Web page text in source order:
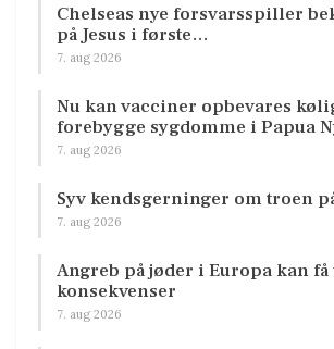
Chelseas nye forsvarsspiller
på Jesus i første…
7. aug 2026
Nu kan vacciner opbevares
forebygge sygdomme i Papua
7. aug 2026
Syv kendsgerninger om troen
7. aug 2026
Angreb på jøder i Europa kan
konsekvenser
7. aug 2026